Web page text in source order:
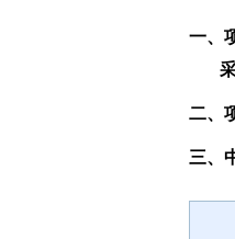
一、
二、
三、